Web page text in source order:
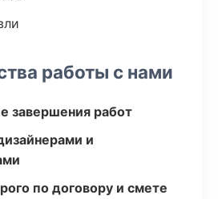
работы с нами
завершения работ
и
по договору и смете